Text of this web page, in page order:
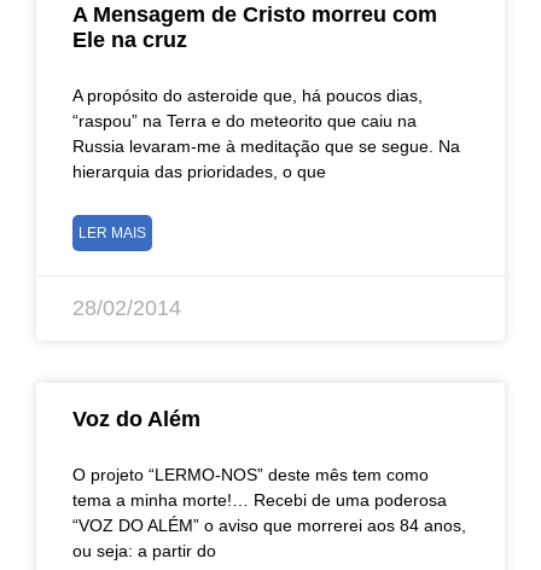
A Mensagem de Cristo morreu com
Ele na cruz
A propósito do asteroide que, há poucos dias,
“raspou” na Terra e do meteorito que caiu na
Russia levaram-me à meditação que se segue. Na
hierarquia das prioridades, o que
LER MAIS
28/02/2014
Voz do Além
O projeto “LERMO-NOS” deste mês tem como
tema a minha morte!… Recebi de uma poderosa
“VOZ DO ALÉM” o aviso que morrerei aos 84 anos,
ou seja: a partir do